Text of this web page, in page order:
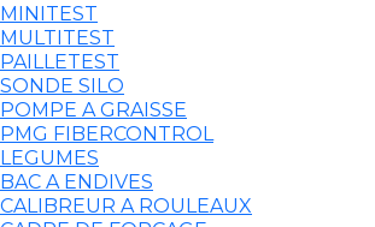
MINITEST
MULTITEST
PAILLETEST
SONDE SILO
POMPE A GRAISSE
PMG FIBERCONTROL
LEGUMES
BAC A ENDIVES
CALIBREUR A ROULEAUX